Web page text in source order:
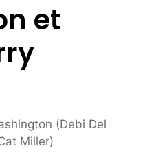
et
(Debi Del
Miller)